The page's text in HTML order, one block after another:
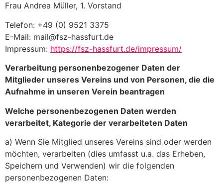
Frau Andrea Müller, 1. Vorstand
Telefon: +49 (0) 9521 3375
E-Mail: mail@fsz-hassfurt.de
Impressum: https://fsz-hassfurt.de/impressum/
Verarbeitung personenbezogener Daten der
Mitglieder unseres Vereins und von Personen, die die
Aufnahme in unseren Verein beantragen
Welche personenbezogenen Daten werden
verarbeitet, Kategorie der verarbeiteten Daten
a) Wenn Sie Mitglied unseres Vereins sind oder werden
möchten, verarbeiten (dies umfasst u.a. das Erheben,
Speichern und Verwenden) wir die folgenden
personenbezogenen Daten: